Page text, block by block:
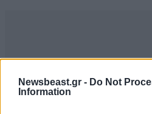
Newsbeast.gr - Do Not
Information